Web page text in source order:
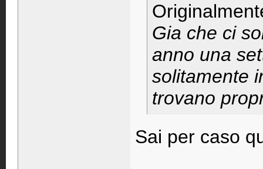
Gia che ci
anno una
solitamente
trovano
Sai per caso